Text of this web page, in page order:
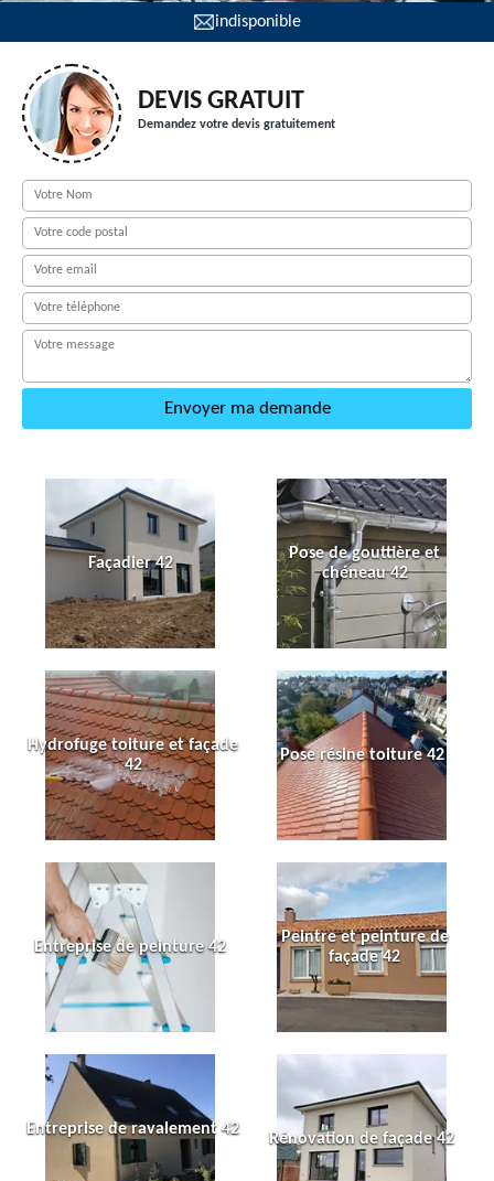
indisponible
DEVIS GRATUIT
Demandez votre devis gratuitement
Façadier 42
Pose de gouttière et
chéneau 42
Hydrofuge toiture et façade
42
Pose résine toiture 42
Entreprise de peinture 42
Peintre et peinture de
façade 42
Entreprise de ravalement 42
Rénovation de façade 42